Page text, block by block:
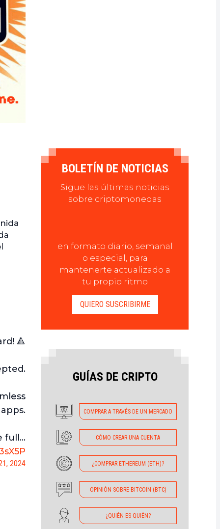
🔺
full…
2024
BOLETÍN DE NOTICIAS
Sigue las últimas noticias
sobre criptomonedas
en formato diario, semanal
o especial, para
mantenerte actualizado a
tu propio ritmo
QUIERO SUSCRIBIRME
GUÍAS DE CRIPTO
COMPRAR A TRAVÉS DE UN MERCADO
CÓMO CREAR UNA CUENTA
¿COMPRAR ETHEREUM (ETH)?
OPINIÓN SOBRE BITCOIN (BTC)
¿QUIÉN ES QUIÉN?